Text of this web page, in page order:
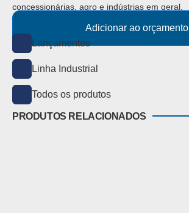
concessionárias, agro e indústrias em geral.
Adicionar ao orçamento
Lançamentos
Linha Industrial
Todos os produtos
PRODUTOS RELACIONADOS